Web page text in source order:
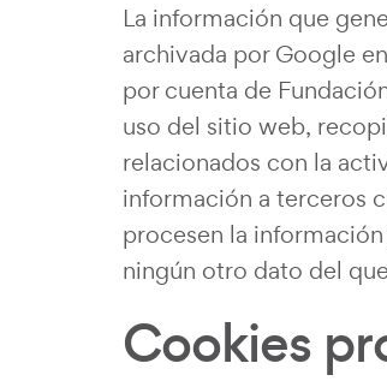
La información que
archivada por Google
por cuenta de
uso del sitio web,
relacionados con la
información a terceros
procesen la
ningún otro dato del
Cookies